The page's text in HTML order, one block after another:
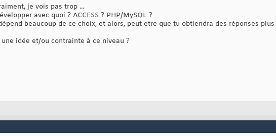
je vois pas trop ...
avec quoi ? ACCESS ? PHP/MySQL ?
beaucoup de ce choix, et alors, peut etre que tu obtiendra des réponses
idée et/ou contrainte à ce niveau ?